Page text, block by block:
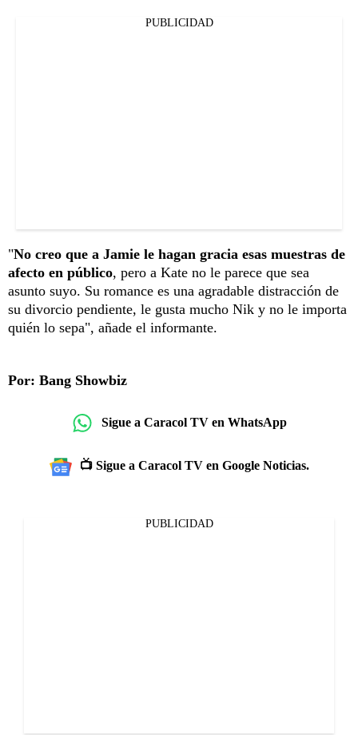
PUBLICIDAD
"No creo que a Jamie le hagan gracia esas muestras de
afecto en público, pero a Kate no le parece que sea
asunto suyo. Su romance es una agradable distracción de
su divorcio pendiente, le gusta mucho Nik y no le importa
quién lo sepa", añade el informante.
Por: Bang Showbiz
Sigue a Caracol TV en WhatsApp
📺 Sigue a Caracol TV en Google Noticias.
PUBLICIDAD